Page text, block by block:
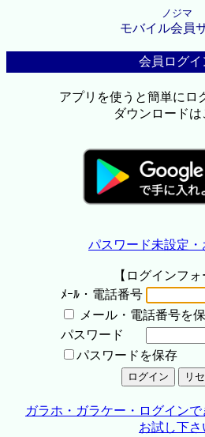
ノジマ
モバイル会員
会員ログイ
アプリを使うと簡単にロ
ダウンロードは
パスワード未設定
【ログインフォ
ﾒｰﾙ・電話番号
メール・電話番号を
パスワード
パスワードを保存
ガラホ・ガラケー・ログイン
お試し下さ